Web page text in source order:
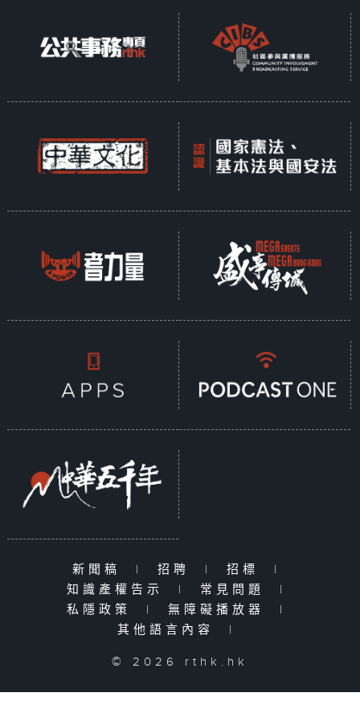
新聞稿 | 招聘 | 招標
|
知識產權告示
| 常見問題
|
私隱政策
| 無障礙播放器
|
其他語言內容
|
© 2026 rthk.hk